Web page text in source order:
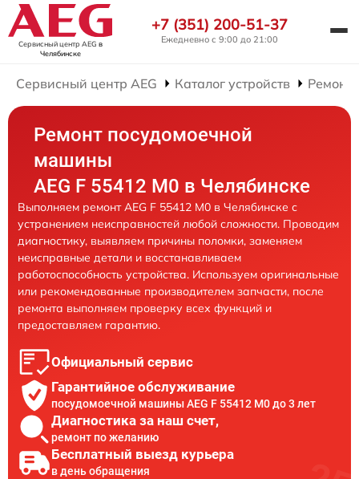
Сервисный центр AEG в
Челябинске
+7 (351) 200-51-37
Ежедневно с 9:00 до 21:00
Сервисный центр AEG Каталог устройств Ремонт
Ремонт посудомоечной
машины
AEG F 55412 M0 в Челябинске
Выполняем ремонт AEG F 55412 M0 в Челябинске с
устранением неисправностей любой сложности. Проводим
диагностику, выявляем причины поломки, заменяем
неисправные детали и восстанавливаем
работоспособность устройства. Используем оригинальные
или рекомендованные производителем запчасти, после
ремонта выполняем проверку всех функций и
предоставляем гарантию.
Официальный сервис
Гарантийное обслуживание
посудомоечной машины AEG F 55412 M0 до 3 лет
Диагностика за наш счет,
ремонт по желанию
Бесплатный выезд курьера
в день обращения